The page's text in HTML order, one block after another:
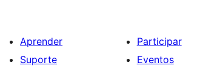
Aprender
Suporte
Participar
Eventos